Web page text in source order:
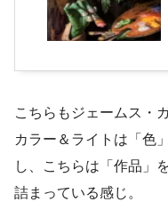
こちらもジェームス・
カラー＆ライトは「色
し、こちらは「作品」
詰まっている感じ。